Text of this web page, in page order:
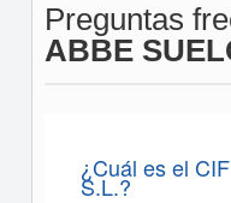
Preguntas
ABBE
¿Cuál es el
S.L.?